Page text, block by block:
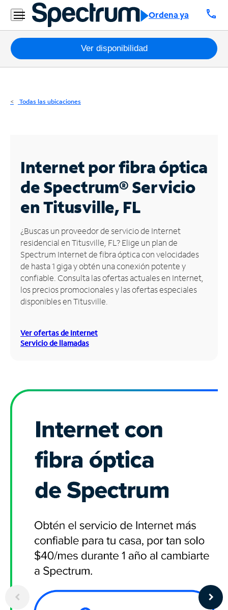
Ordena ya call
Residencial
Business
Paquetes
Internet
Business
Contáctanos
Inglés
Administrar
cuenta
Encuentra
una
tienda
Ver disponibilidad
Todas las ubicaciones
Internet por fibra óptica
de Spectrum®Servicio
en Titusville, FL
¿Buscas un proveedor de servicio de Internet
residencial en Titusville, FL? Elige un plan de
Spectrum Internet de fibra óptica con velocidades
de hasta 1 giga y obtén una conexión potente y
confiable. Consulta las ofertas actuales en Internet,
los precios promocionales y las ofertas especiales
disponibles en Titusville.
Ver ofertas de Internet
Servicio de llamadas